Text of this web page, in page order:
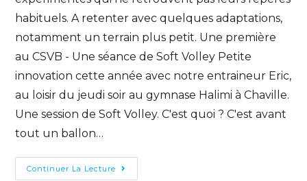
habituels. A retenter avec quelques adaptations,
notamment un terrain plus petit. Une première
au CSVB - Une séance de Soft Volley Petite
innovation cette année avec notre entraineur Eric,
au loisir du jeudi soir au gymnase Halimi à Chaville.
Une session de Soft Volley. C'est quoi ? C'est avant
tout un ballon…
Continuer La Lecture